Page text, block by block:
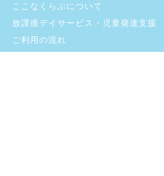
ここなくらぶについて
放課後デイサービス・児童発達支援
ご利用の流れ